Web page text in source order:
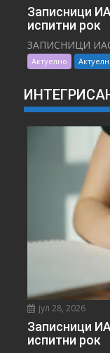
Записници
испитни рок
ЗАПИСНИЦИ
Актуелно
јул 28, 2026
Записници
испитни рок